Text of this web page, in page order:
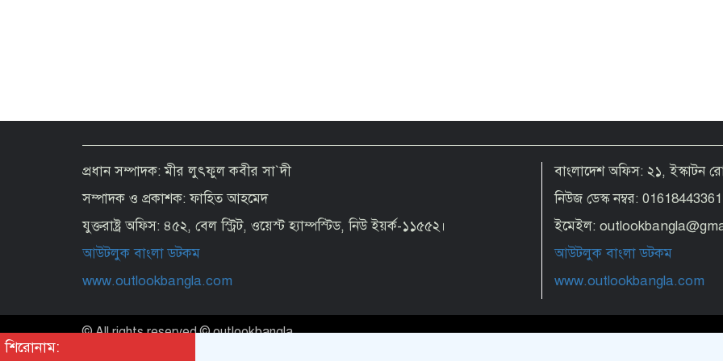
প্রধান সম্পাদক: মীর লুৎফুল কবীর সা`দী
সম্পাদক ও প্রকাশক: ফাহিত আহমেদ
যুক্তরাষ্ট্র অফিস: ৪৫২, বেল স্ট্রিট, ওয়েস্ট হ্যাম্পস্টিড, নিউ ইয়র্ক-১১৫৫২।
আউটলুক বাংলা ডটকম
www.outlookbangla.com
বাংলাদেশ অফিস: ২১, ইস্কাটন
নিউজ ডেস্ক নম্বর: 01618443361
ইমেইল:
আউটলুক বাংলা ডটকম
www.outlookbangla.com
শিরোনাম:
© All rights reserved © outlookbangla